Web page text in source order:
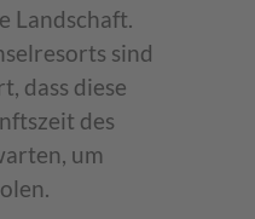
Landschaft.
sind
dass diese
des
um